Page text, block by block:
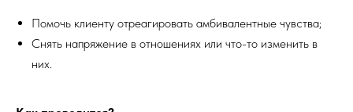
Помочь клиенту отреагировать амбивалентные чувства;
Снять напряжение в отношениях или что-то изменить в
них.